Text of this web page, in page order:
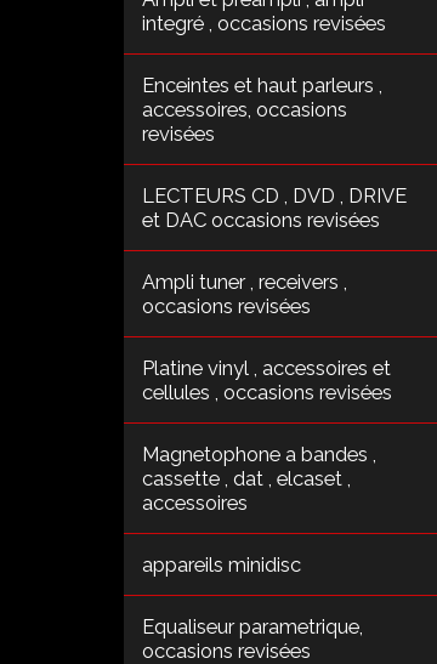
integré , occasions revisées
Enceintes et haut parleurs ,
accessoires, occasions
revisées
LECTEURS CD , DVD , DRIVE
et DAC occasions revisées
Ampli tuner , receivers ,
occasions revisées
Platine vinyl , accessoires et
cellules , occasions revisées
Magnetophone a bandes ,
cassette , dat , elcaset ,
accessoires
appareils minidisc
Equaliseur parametrique,
occasions revisées